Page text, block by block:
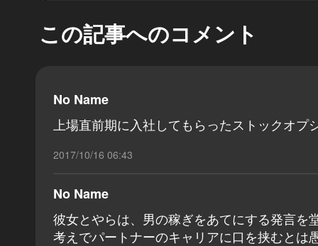
この記事へのコメント
No Name
上場直前期に入社してもらったストックオ
2017/10/16 06:43
No Name
彼女とやらは、男の稼ぎをあてにする発言
考えでパートナーのキャリアに口を挟むと